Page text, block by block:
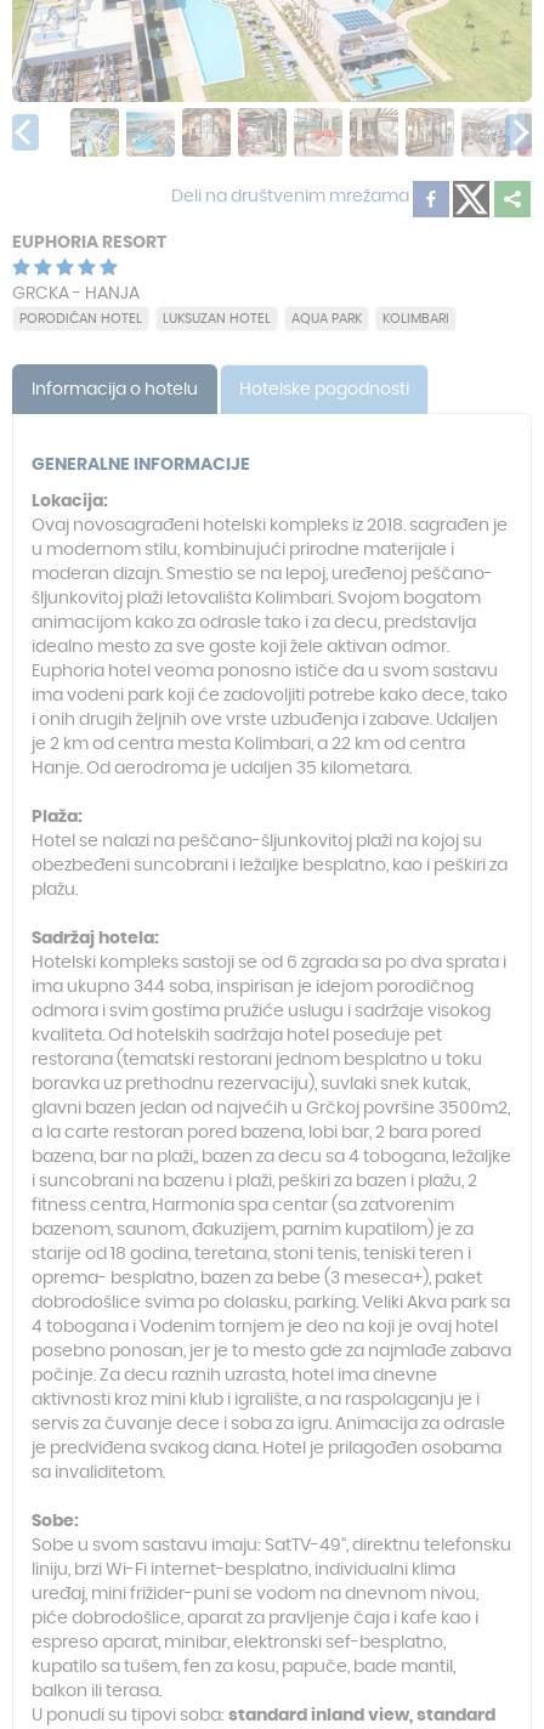
Deli na društvenim mrežama
EUPHORIA RESORT
GRCKA - HANJA
PORODIČAN HOTEL LUKSUZAN HOTEL AQUA PARK KOLIMBARI
Informacija o hotelu Hotelske pogodnosti
GENERALNE INFORMACIJE
Lokacija:
Ovaj novosagrađeni hotelski kompleks iz 2018. sagrađen je
u modernom stilu, kombinujući prirodne materijale i
moderan dizajn. Smestio se na lepoj, uređenoj peščano-
šljunkovitoj plaži letovališta Kolimbari. Svojom bogatom
animacijom kako za odrasle tako i za decu, predstavlja
idealno mesto za sve goste koji žele aktivan odmor.
Euphoria hotel veoma ponosno ističe da u svom sastavu
ima vodeni park koji će zadovoljiti potrebe kako dece, tako
i onih drugih željnih ove vrste uzbuđenja i zabave. Udaljen
je 2 km od centra mesta Kolimbari, a 22 km od centra
Hanje. Od aerodroma je udaljen 35 kilometara.
Plaža:
Hotel se nalazi na peščano-šljunkovitoj plaži na kojoj su
obezbeđeni suncobrani i ležaljke besplatno, kao i peškiri za
plažu.
Sadržaj hotela:
Hotelski kompleks sastoji se od 6 zgrada sa po dva sprata i
ima ukupno 344 soba, inspirisan je idejom porodičnog
odmora i svim gostima pružiće uslugu i sadržaje visokog
kvaliteta. Od hotelskih sadržaja hotel poseduje pet
restorana (tematski restorani jednom besplatno u toku
boravka uz prethodnu rezervaciju), suvlaki snek kutak,
glavni bazen jedan od najvećih u Grčkoj površine 3500m2,
a la carte restoran pored bazena, lobi bar, 2 bara pored
bazena, bar na plaži,, bazen za decu sa 4 tobogana, ležaljke
i suncobrani na bazenu i plaži, peškiri za bazen i plažu, 2
fitness centra, Harmonia spa centar (sa zatvorenim
bazenom, saunom, đakuzijem, parnim kupatilom) je za
starije od 18 godina, teretana, stoni tenis, teniski teren i
oprema- besplatno, bazen za bebe (3 meseca+), paket
dobrodošlice svima po dolasku, parking. Veliki Akva park sa
4 tobogana i Vodenim tornjem je deo na koji je ovaj hotel
posebno ponosan, jer je to mesto gde za najmlađe zabava
počinje. Za decu raznih uzrasta, hotel ima dnevne
aktivnosti kroz mini klub i igralište, a na raspolaganju je i
servis za čuvanje dece i soba za igru. Animacija za odrasle
je predviđena svakog dana. Hotel je prilagođen osobama
sa invaliditetom.
Sobe:
Sobe u svom sastavu imaju: SatTV-49“, direktnu telefonsku
liniju, brzi Wi-Fi internet-besplatno, individualni klima
uređaj, mini frižider-puni se vodom na dnevnom nivou,
piće dobrodošlice, aparat za pravljenje čaja i kafe kao i
espreso aparat, minibar, elektronski sef-besplatno,
kupatilo sa tušem, fen za kosu, papuče, bade mantil,
balkon ili terasa.
U ponudi su tipovi soba: standard inland view, standard